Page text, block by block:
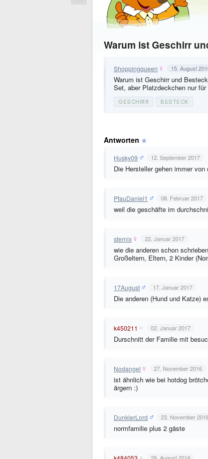
Warum ist Geschirr
Shoppingqueen 15. August
Warum ist Geschirr und
Set, aber Platzdeckchen nur für
GESCHIRR BESTECK
Antworten
Husky09 12. September 2017
Die Hersteller gehen immer
PfauDaniel1 08. Februar 2017
weil die geschäfte im
sternix 22. Januar 2017
wie die anderen schon
Großeltern, Eltern, 2 Kinder
17August 17. Januar 2017
Die anderen (Hund und Katze)
k450211 02. Januar 2017
Durschnitt der Familie mit
Nodangel 27. November 2016
ist ähnlich wie bei hotdog
ärgern :)
DunklerLord 23. November
normfamilie plus 2 gäste